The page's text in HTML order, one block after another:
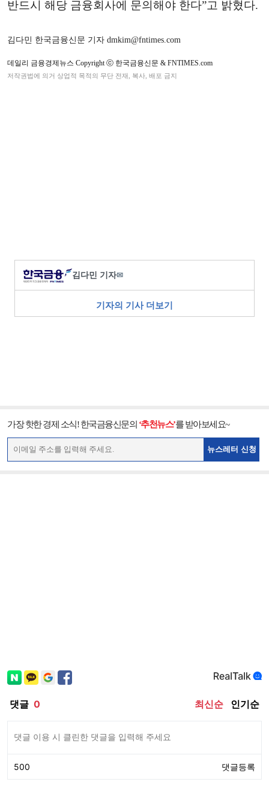
반드시 해당 금융회사에 문의해야 한다”고 밝혔다.
김다민 한국금융신문 기자 dmkim@fntimes.com
데일리 금융경제뉴스 Copyright ⓒ 한국금융신문 & FNTIMES.com
저작권법에 의거 상업적 목적의 무단 전재, 복사, 배포 금지
김다민 기자✉
기자의 기사 더보기
가장 핫한 경제 소식! 한국금융신문의 ‘추천뉴스’를 받아보세요~
뉴스레터 신청